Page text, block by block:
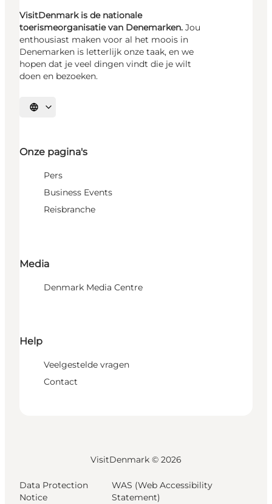
VisitDenmark is de nationale
toerismeorganisatie van Denemarken. Jou
enthousiast maken voor al het moois in
Denemarken is letterlijk onze taak, en we
hopen dat je veel dingen vindt die je wilt
doen en bezoeken.
Selecteer taal
Onze pagina's
Pers
Business Events
Reisbranche
Media
Denmark Media Centre
Help
Veelgestelde vragen
Contact
VisitDenmark © 2026
Data Protection
Notice
WAS (Web Accessibility
Statement)